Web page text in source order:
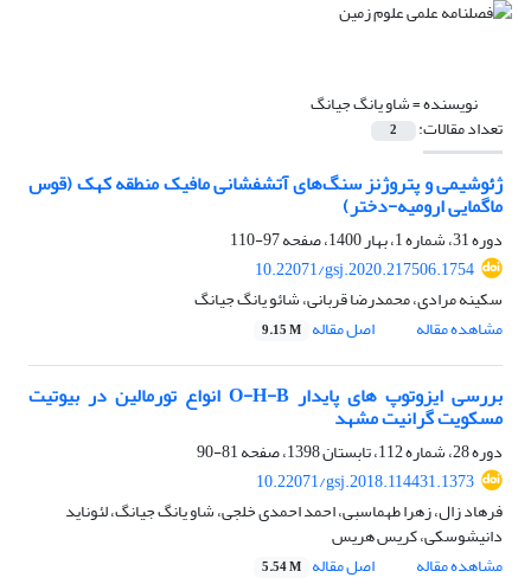
نویسنده =شاو یانگ جیانگ
تعداد مقالات: 2
ژئوشیمی و پتروژنز سنگ‌های آتشفشانی مافیک منطقه کهک (قوس
ماگمایی ارومیه-دختر)
دوره 31، شماره 1، بهار 1400، صفحه
97-110
10.22071/gsj.2020.217506.1754
سکینه مرادی، محمدرضا قربانی، شائو یانگ جیانگ
مشاهده مقاله
اصل مقاله 9.15 M
بررسی ایزوتوپ های پایدار O-H-B انواع تورمالین در بیوتیت
مسکویت گرانیت مشهد
دوره 28، شماره 112، تابستان 1398، صفحه
81-90
10.22071/gsj.2018.114431.1373
فرهاد زال، زهرا طهماسبی، احمد احمدی خلجی، شاو یانگ جیانگ، لئوناید
دانیشوسکی، کریس هریس
مشاهده مقاله
اصل مقاله 5.54 M